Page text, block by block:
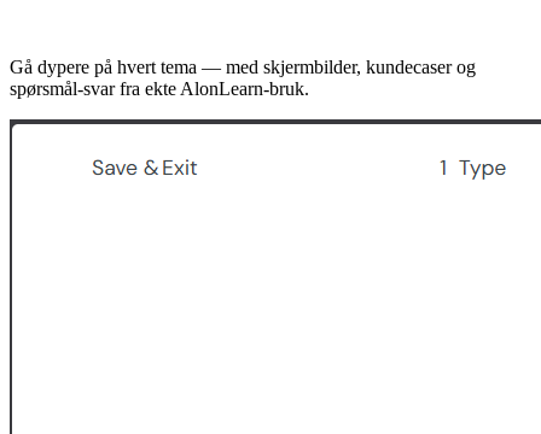
Gå dypere på hvert tema — med skjermbilder, kundecaser og
spørsmål-svar fra ekte AlonLearn-bruk.